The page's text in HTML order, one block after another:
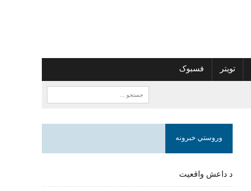
تویتر فسبوک
وروستي خبرونه
د داعش واقعیت